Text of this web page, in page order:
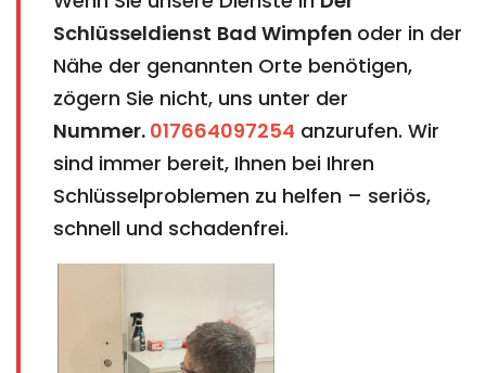
Schlüsseldienst Bad Wimpfen oder in der
Nähe der genannten Orte benötigen,
zögern Sie nicht, uns unter der
Nummer. 017664097254 anzurufen. Wir
sind immer bereit, Ihnen bei Ihren
Schlüsselproblemen zu helfen – seriös,
schnell und schadenfrei.